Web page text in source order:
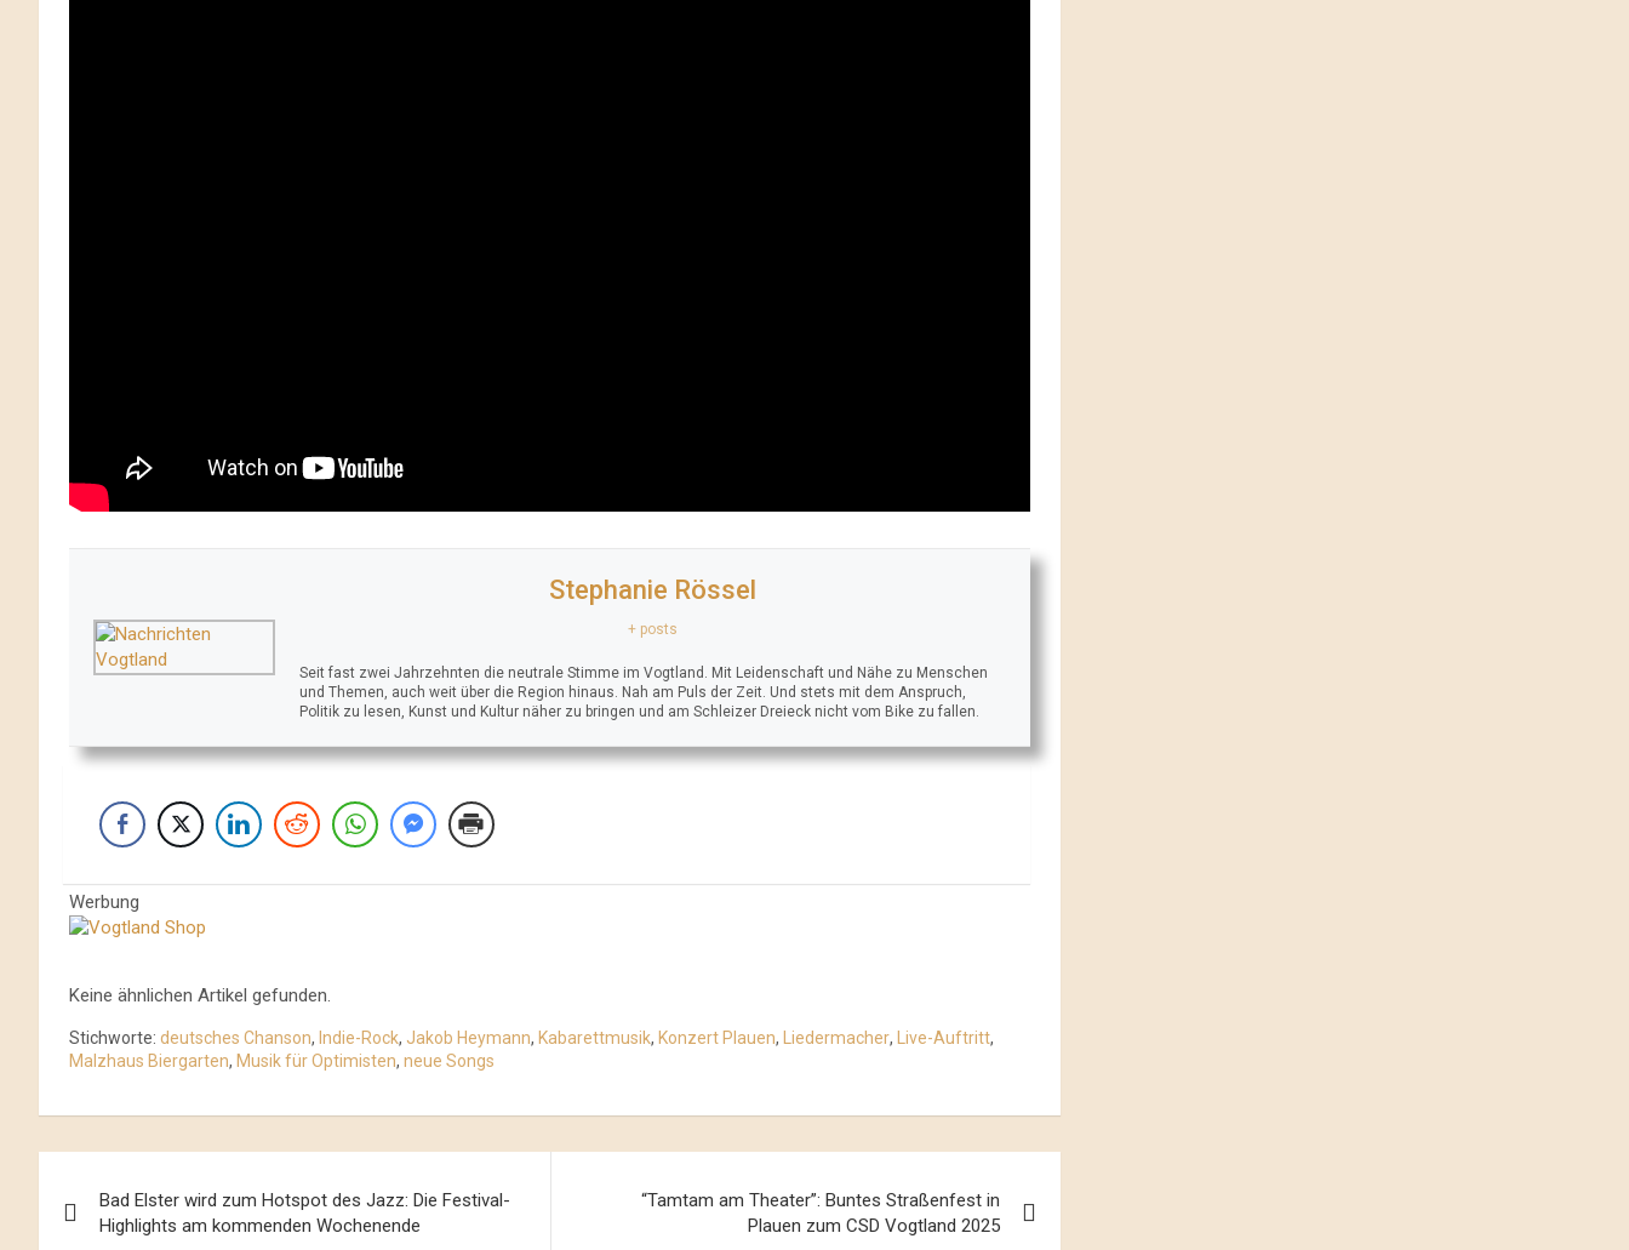
Stephanie Rössel
+ posts
Seit fast zwei Jahrzehnten die neutrale Stimme im Vogtland. Mit Leidenschaft und Nähe zu Menschen
und Themen, auch weit über die Region hinaus. Nah am Puls der Zeit. Und stets mit dem Anspruch,
Politik zu lesen, Kunst und Kultur näher zu bringen und am Schleizer Dreieck nicht vom Bike zu fallen.
Werbung
Keine ähnlichen Artikel gefunden.
Stichworte: deutsches Chanson, Indie-Rock, Jakob Heymann, Kabarettmusik, Konzert Plauen, Liedermacher, Live-Auftritt,
Malzhaus Biergarten, Musik für Optimisten, neue Songs
Navigation
Bad Elster wird zum Hotspot des Jazz: Die Festival-
Highlights am kommenden Wochenende
“Tamtam am Theater”: Buntes Straßenfest in
Plauen zum CSD Vogtland 2025